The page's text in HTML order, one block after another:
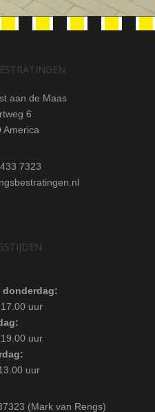
aan de Maas
6
America
7323
donderdag:
uur
uur
uur
(Mark van Rengs)